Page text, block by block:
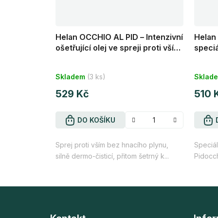
Helan OCCHIO AL PID – Intenzivní
ošetřující olej ve spreji proti vším
Skladem (3 ks)
529 Kč
DO KOŠÍKU
Sprej proti vším bez hnacího plynu,
silně dermo-čisticí, přitom šetrný k...
Helan
510